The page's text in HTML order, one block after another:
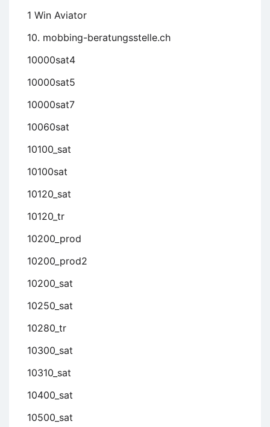
1 Win Aviator
10. mobbing-beratungsstelle.ch
10000sat4
10000sat5
10000sat7
10060sat
10100_sat
10100sat
10120_sat
10120_tr
10200_prod
10200_prod2
10200_sat
10250_sat
10280_tr
10300_sat
10310_sat
10400_sat
10500_sat